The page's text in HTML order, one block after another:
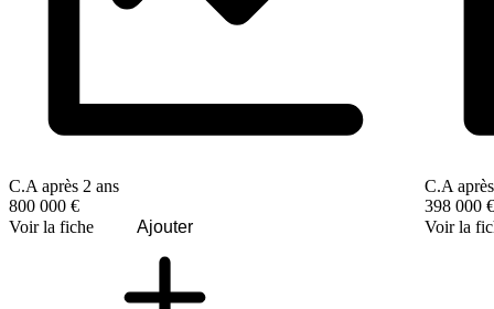
C.A après 2 ans
800 000 €
Voir la fiche
Ajouter
C.A
398 000 €
Voir la